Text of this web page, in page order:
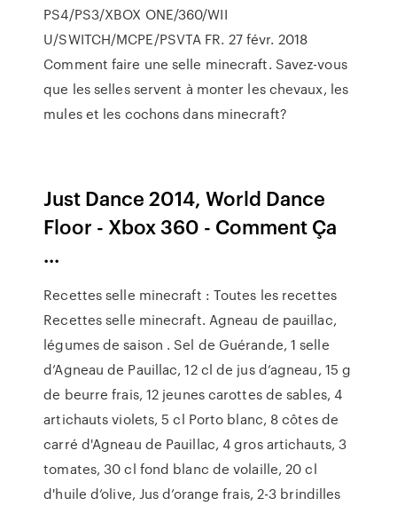
PS4/PS3/XBOX ONE/360/WII
U/SWITCH/MCPE/PSVTA FR. 27 févr. 2018
Comment faire une selle minecraft. Savez-vous
que les selles servent à monter les chevaux, les
mules et les cochons dans minecraft?
Just Dance 2014, World Dance
Floor - Xbox 360 - Comment Ça
...
Recettes selle minecraft : Toutes les recettes
Recettes selle minecraft. Agneau de pauillac,
légumes de saison . Sel de Guérande, 1 selle
d’Agneau de Pauillac, 12 cl de jus d’agneau, 15 g
de beurre frais, 12 jeunes carottes de sables, 4
artichauts violets, 5 cl Porto blanc, 8 côtes de
carré d'Agneau de Pauillac, 4 gros artichauts, 3
tomates, 30 cl fond blanc de volaille, 20 cl
d'huile d’olive, Jus d’orange frais, 2-3 brindilles